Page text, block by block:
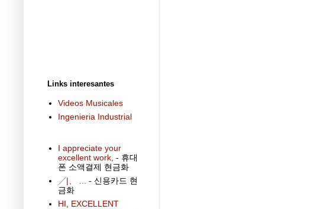
Links interesantes
Videos Musicales
Ingenieria Industrial
I appreciate your
excellent work, - 휴대
폰 소액결제 현금화
╱|、 ...
- 신용카드 현
금화
HI, EXCELLENT